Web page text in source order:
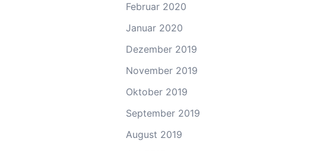
Februar 2020
Januar 2020
Dezember 2019
November 2019
Oktober 2019
September 2019
August 2019